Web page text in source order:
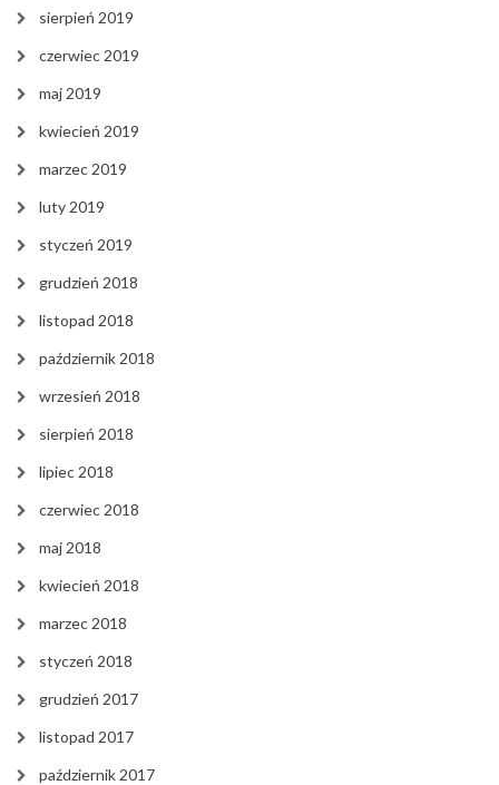
sierpień 2019
czerwiec 2019
maj 2019
kwiecień 2019
marzec 2019
luty 2019
styczeń 2019
grudzień 2018
listopad 2018
październik 2018
wrzesień 2018
sierpień 2018
lipiec 2018
czerwiec 2018
maj 2018
kwiecień 2018
marzec 2018
styczeń 2018
grudzień 2017
listopad 2017
październik 2017